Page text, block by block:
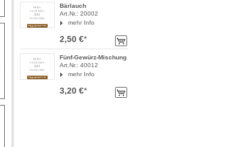
Bärlauch
Art.Nr.: 20002
mehr Info
2,50 €*
Fünf-Gewürz-Mischung
Art.Nr.: 40012
mehr Info
3,20 €*